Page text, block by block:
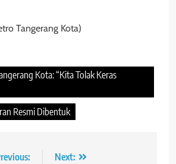
Tangerang Kota)
Kota: “Kita Tolak Keras
Resmi Dibentuk
Next: